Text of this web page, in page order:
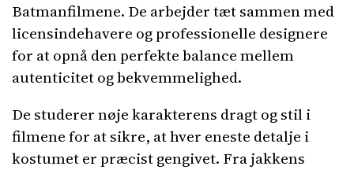
Batmanfilmene. De arbejder tæt sammen med
licensindehavere og professionelle designere
for at opnå den perfekte balance mellem
autenticitet og bekvemmelighed.
De studerer nøje karakterens dragt og stil i
filmene for at sikre, at hver eneste detalje i
kostumet er præcist gengivet. Fra jakkens